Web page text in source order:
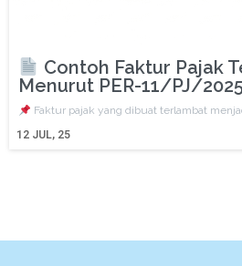
Contoh Faktur Pajak
Menurut PER-11/PJ/
12 JUL, 25
Faktur pajak yang dibuat terlambat